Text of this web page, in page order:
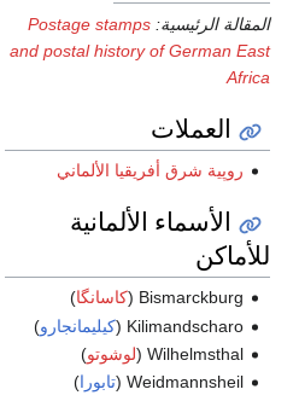
المقالة الرئيسية:Postage stamps
and postal history of German East
Africa
العملات
روپية شرق أفريقيا الألماني
الأسماء الألمانية
للأماكن
Bismarckburg ( كاسانگا)
Kilimandscharo ( كيليمانجارو)
Wilhelmsthal ( لوشوتو)
Weidmannsheil ( تابورا)